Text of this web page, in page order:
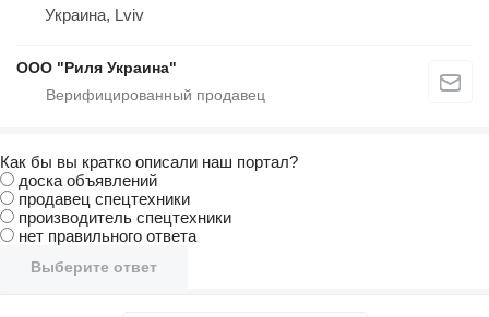
Украина, Lviv
ООО "Риля Украина"
Как бы вы кратко описали наш портал?
доска объявлений
продавец спецтехники
производитель спецтехники
нет правильного ответа
Выберите ответ